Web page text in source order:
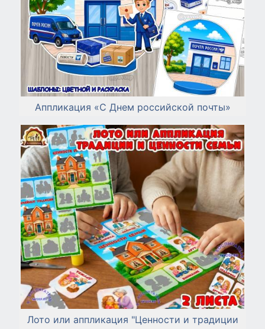
Аппликация «С Днем российской почты»
Лото или аппликация "Ценности и традиции